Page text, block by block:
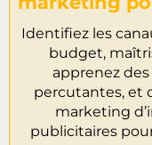
Identifiez les
budget,
apprenez
percutantes, et
marketing
publicitaires